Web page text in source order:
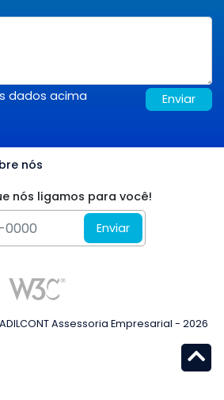
dados acima
Enviar
nós
nós ligamos para você!
Enviar
Assessoria Empresarial - 2026